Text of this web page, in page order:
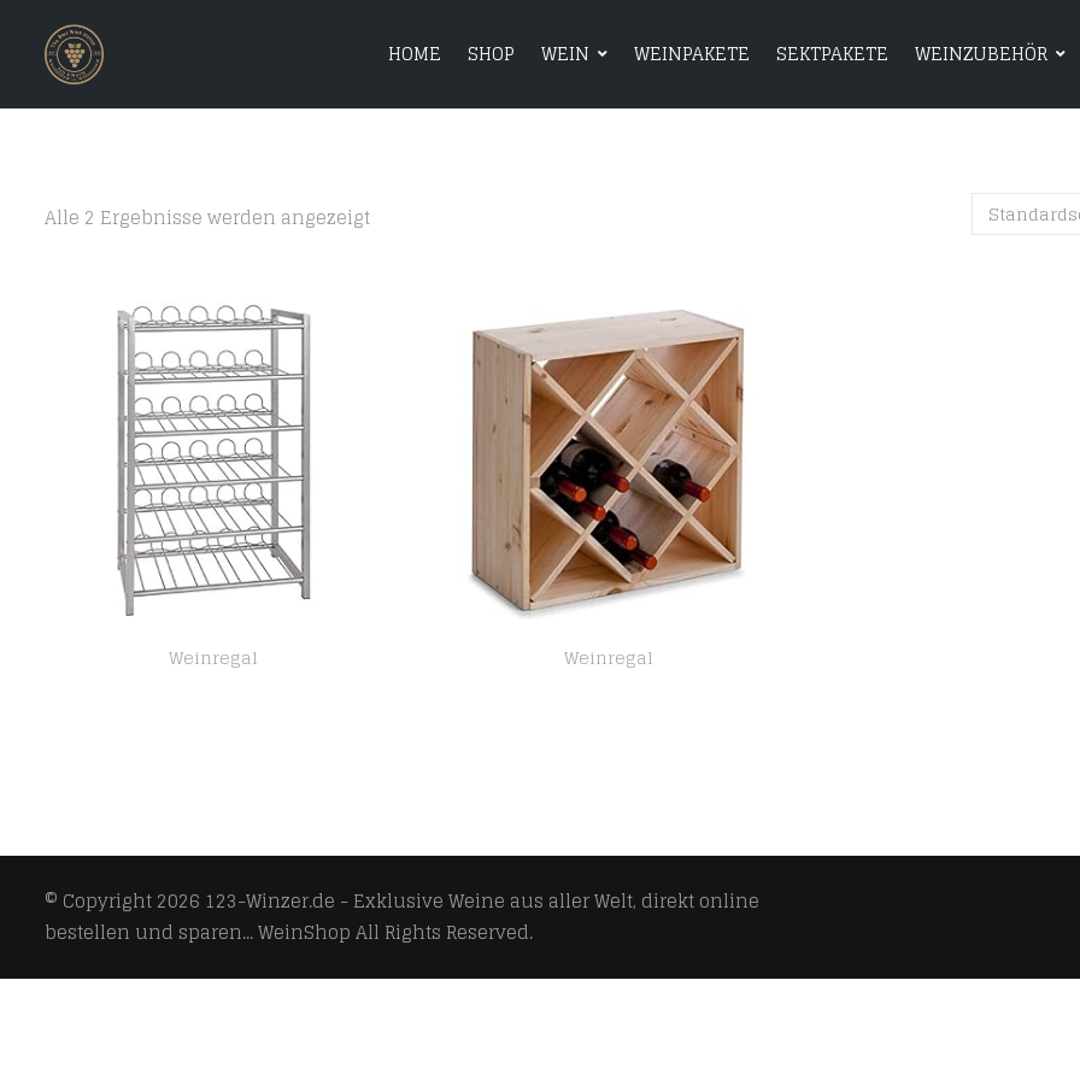
HOME SHOP WEIN WEINPAKETE SEKTPAKETE WEINZUBEHÖR
HOME SHOP WEIN WEINPAKETE
Alle 2 Ergebnisse werden angezeigt
Weinregal Weinregal
© Copyright 2026 123-Winzer.de - Exklusive Weine aus aller Welt, direkt online
bestellen und sparen... WeinShopAll Rights Reserved.